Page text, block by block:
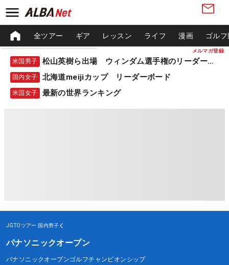
メルマガ登録
全ツアー ギア レッスン ライフ 漫画 ゴル
米国男子 松山英樹ら出場 ウィンダム選手権のリーダーボード
国内女子 北海道meijiカップ リーダーボード
米国女子 最新の世界ランキング
JGTOツアー 国内男子
パナソニックオープン
パナソニックオープンゴルフチャンピオンシップ